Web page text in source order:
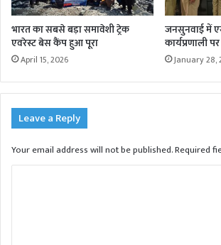
भारत का सबसे बड़ा समावेशी ट्रेक
एवरेस्ट बेस कैंप हुआ पूरा
April 15, 2026
जनसुनवाई में
कार्यप्रणाली
January 28,
Leave a Reply
Your email address will not be published.Required